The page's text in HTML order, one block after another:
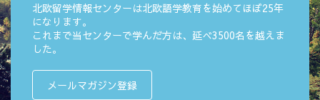
北欧留学情報センターは北欧語学教育を始めてほぼ25年
になります。
これまで当センターで学んだ方は、延べ3500名を越えま
した。
メールマガジン登録